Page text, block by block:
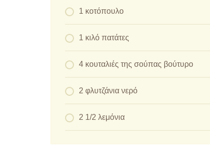
1 κοτόπουλο
1 κιλό πατάτες
4 κουταλιές της σούπας βούτυρο
2 φλυτζάνια νερό
2 1/2 λεμόνια